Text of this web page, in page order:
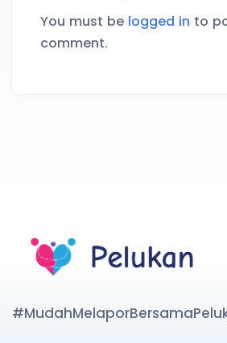
You must be logged in to
comment.